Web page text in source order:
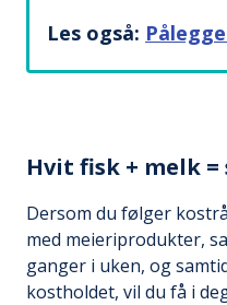
Les også:
Hvit fisk + melk =
Dersom du følger
med meieriprodukter,
ganger i uken, og
kostholdet, vil du få i